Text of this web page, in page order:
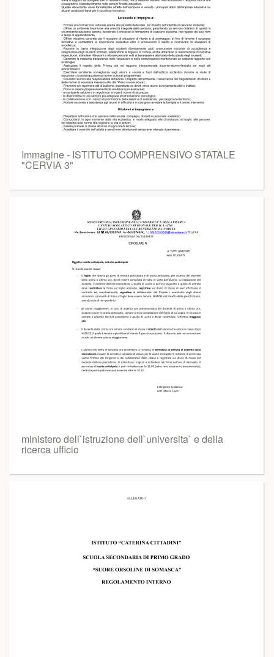
Immagine - ISTITUTO COMPRENSIVO STATALE
"CERVIA 3"
ministero dell`istruzione dell`universita` e della
ricerca ufficio